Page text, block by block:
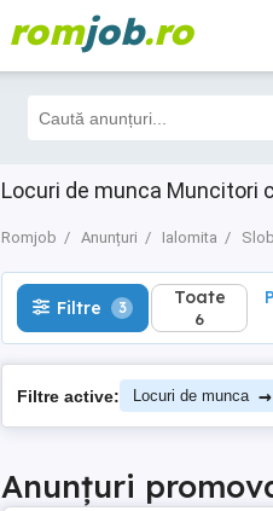
romjob.ro
Locuri de munca Muncitori
Romjob Anunțuri Ialomita
Filtre 3 Toate
6
Filtre 3 Toate
6
Filtre active: Locuri de munca →
Anunțuri